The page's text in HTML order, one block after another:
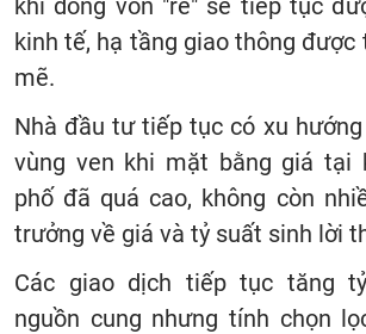
khi dòng vốn "rẻ" sẽ tiếp tục
kinh tế, hạ tầng giao thông được
mẽ.
Nhà đầu tư tiếp tục có xu
vùng ven khi mặt bằng giá tại
phố đã quá cao, không còn
trưởng về giá và tỷ suất sinh lời
Các giao dịch tiếp tục tăng
nguồn cung nhưng tính chọn